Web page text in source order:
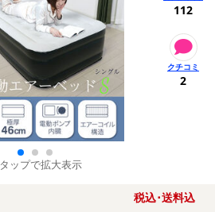
タップで拡大表示
112
2
税込･送料込